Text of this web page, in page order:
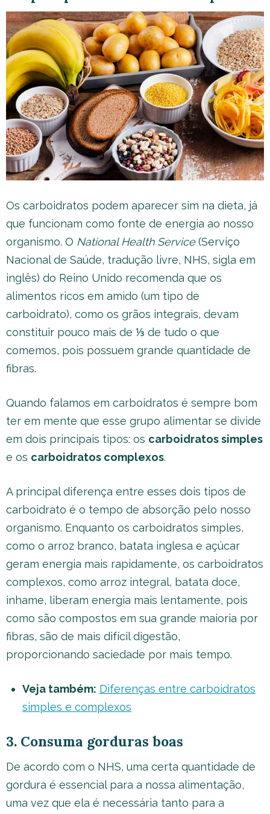
Os carboidratos podem aparecer sim na dieta, já
que funcionam como fonte de energia ao nosso
organismo. O National Health Service(Serviço
Nacional de Saúde, tradução livre, NHS, sigla em
inglês) do Reino Unido recomenda que os
alimentos ricos em amido (um tipo de
carboidrato), como os grãos integrais, devam
constituir pouco mais de ⅓ de tudo o que
comemos, pois possuem grande quantidade de
fibras.
Quando falamos em carboidratos é sempre bom
ter em mente que esse grupo alimentar se divide
em dois principais tipos: os carboidratos simples
e os carboidratos complexos.
A principal diferença entre esses dois tipos de
carboidrato é o tempo de absorção pelo nosso
organismo. Enquanto os carboidratos simples,
como o arroz branco, batata inglesa e açúcar
geram energia mais rapidamente, os carboidratos
complexos, como arroz integral, batata doce,
inhame, liberam energia mais lentamente, pois
como são compostos em sua grande maioria por
fibras, são de mais difícil digestão,
proporcionando saciedade por mais tempo.
Veja também: Diferenças entre carboidratos
simples e complexos
3. Consuma gorduras boas
De acordo com o NHS, uma certa quantidade de
gordura é essencial para a nossa alimentação,
uma vez que ela é necessária tanto para a